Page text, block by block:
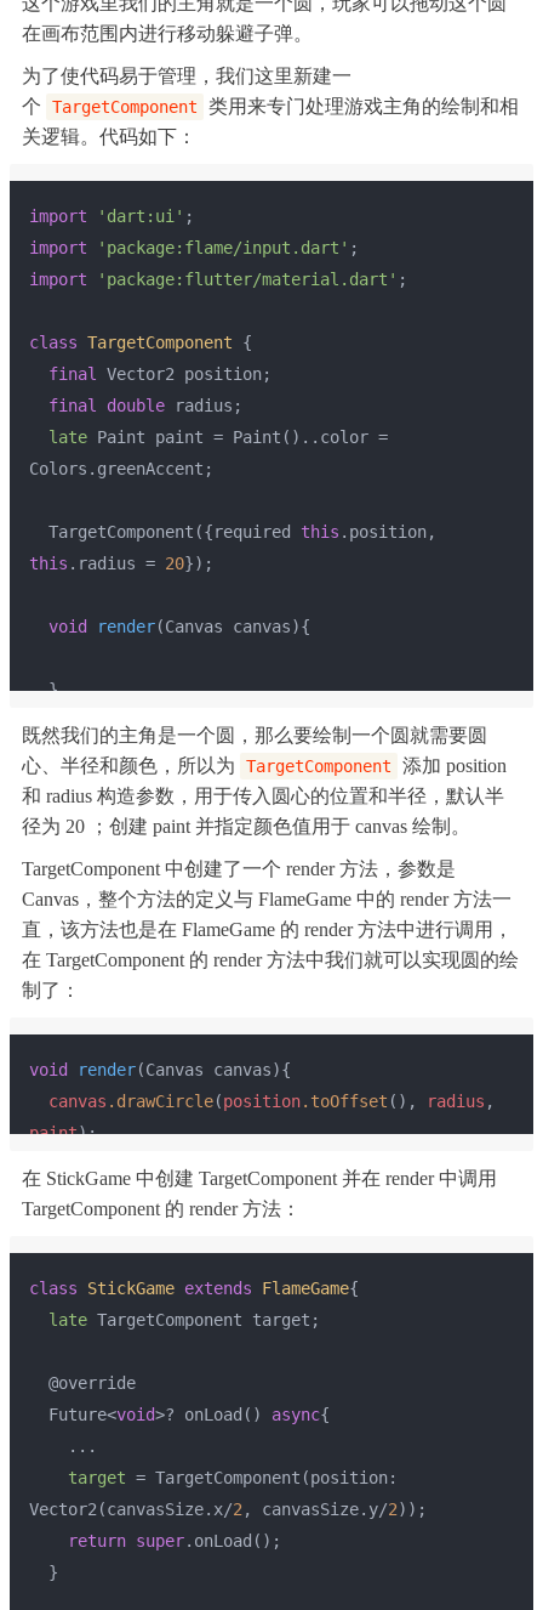
在画布范围内进行移动躲避子弹。
为了使代码易于管理，我们这里新建一
个
TargetComponent
类用来专门处理游戏主角的绘制和相
关逻辑。代码如下：
import 'dart:ui' ;
import
'package:flame/input.dart' ;
import
'package:flutter/material.dart' ;
class TargetComponent {
final
Vector2 position;
final
double radius;
late Paint paint = Paint()..color =
Colors.greenAccent;
  TargetComponent({required
this
this .radius = 20});
void render(Canvas canvas){
  }
}
既然我们的主角是一个圆，那么要绘制一个圆就需要圆
心、半径和颜色，所以为
TargetComponent
添加 position
和 radius 构造参数，用于传入圆心的位置和半径，默认半
径为 20 ；创建 paint 并指定颜色值用于 canvas 绘制。
TargetComponent 中创建了一个 render 方法，参数是
Canvas，整个方法的定义与 FlameGame 中的 render 方法一
直，该方法也是在 FlameGame 的 render 方法中进行调用，
在 TargetComponent 的 render 方法中我们就可以实现圆的绘
制了：
void render(Canvas canvas){
canvas .drawCircle(position.toOffset (), radius
paint);
在 StickGame 中创建 TargetComponent 并在 render 中调用
TargetComponent 的 render 方法：
class StickGame extends FlameGame{
late TargetComponent target;
  @override
  Future<
void>? onLoad() async{
    ...
target = TargetComponent(position:
Vector2(canvasSize.x/2 , canvasSize.y/2));
return super.onLoad();
  }